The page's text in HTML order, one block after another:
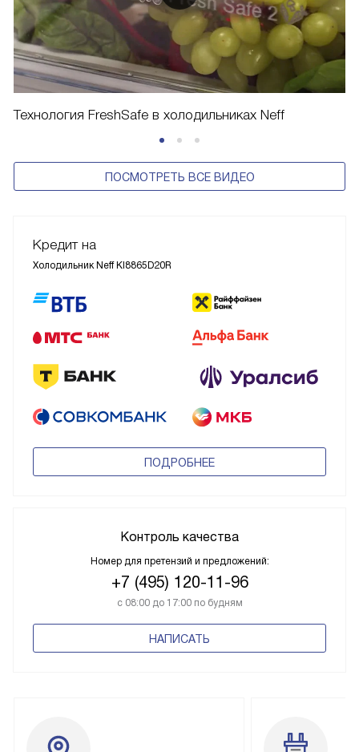
Технология FreshSafe в холодильниках Neff
ПОСМОТРЕТЬ ВСЕ ВИДЕО
Кредит на
Холодильник Neff KI8865D20R
ПОДРОБНЕЕ
Контроль качества
Номер для претензий и предложений:
+7 (495) 120-11-96
с 08:00 до 17:00 по будням
НАПИСАТЬ